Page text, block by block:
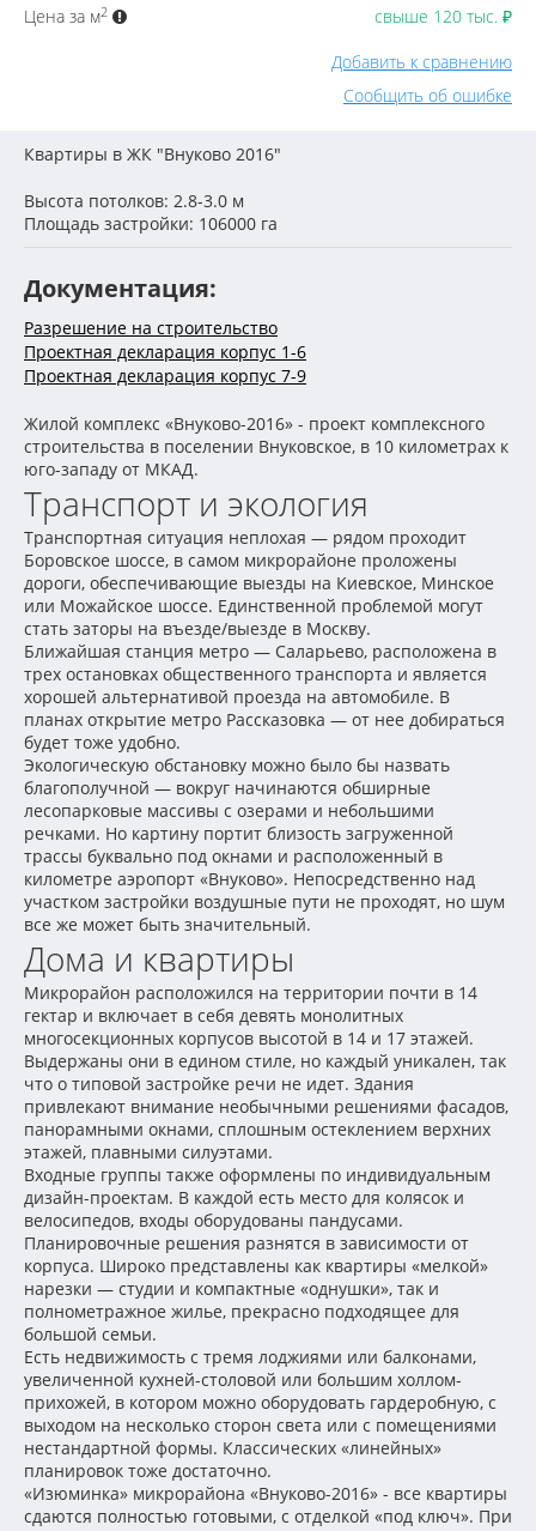
Цена за м2 свыше 120 тыс. ₽
Добавить к сравнению
Сообщить об ошибке
Квартиры в ЖК "Внуково 2016"
Высота потолков: 2.8-3.0 м
Площадь застройки: 106000 га
Документация:
Разрешение на строительство
Проектная декларация корпус 1-6
Проектная декларация корпус 7-9
Жилой комплекс «Внуково-2016» - проект комплексного
строительства в поселении Внуковское, в 10 километрах к
юго-западу от МКАД.
Транспорт и экология
Транспортная ситуация неплохая — рядом проходит
Боровское шоссе, в самом микрорайоне проложены
дороги, обеспечивающие выезды на Киевское, Минское
или Можайское шоссе. Единственной проблемой могут
стать заторы на въезде/выезде в Москву.
Ближайшая станция метро — Саларьево, расположена в
трех остановках общественного транспорта и является
хорошей альтернативой проезда на автомобиле. В
планах открытие метро Рассказовка — от нее добираться
будет тоже удобно.
Экологическую обстановку можно было бы назвать
благополучной — вокруг начинаются обширные
лесопарковые массивы с озерами и небольшими
речками. Но картину портит близость загруженной
трассы буквально под окнами и расположенный в
километре аэропорт «Внуково». Непосредственно над
участком застройки воздушные пути не проходят, но шум
все же может быть значительный.
Дома и квартиры
Микрорайон расположился на территории почти в 14
гектар и включает в себя девять монолитных
многосекционных корпусов высотой в 14 и 17 этажей.
Выдержаны они в едином стиле, но каждый уникален, так
что о типовой застройке речи не идет. Здания
привлекают внимание необычными решениями фасадов,
панорамными окнами, сплошным остеклением верхних
этажей, плавными силуэтами.
Входные группы также оформлены по индивидуальным
дизайн-проектам. В каждой есть место для колясок и
велосипедов, входы оборудованы пандусами.
Планировочные решения разнятся в зависимости от
корпуса. Широко представлены как квартиры «мелкой»
нарезки — студии и компактные «однушки», так и
полнометражное жилье, прекрасно подходящее для
большой семьи.
Есть недвижимость с тремя лоджиями или балконами,
увеличенной кухней-столовой или большим холлом-
прихожей, в котором можно оборудовать гардеробную, с
выходом на несколько сторон света или с помещениями
нестандартной формы. Классических «линейных»
планировок тоже достаточно.
«Изюминка» микрорайона «Внуково-2016» - все квартиры
сдаются полностью готовыми, с отделкой «под ключ». При